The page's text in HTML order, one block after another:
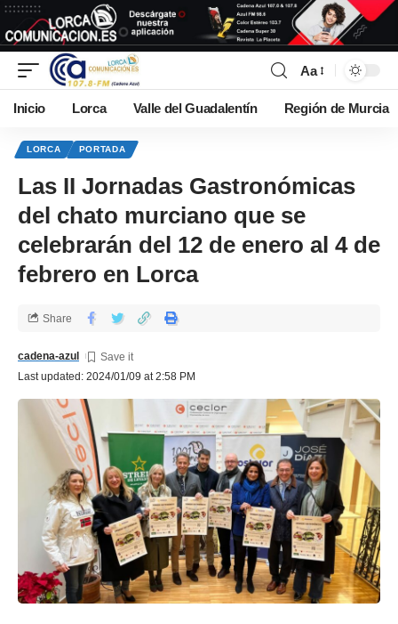
Aa
Inicio Lorca Valle del Guadalentín Región de Murcia
LORCA PORTADA
Las II Jornadas Gastronómicas
del chato murciano que se
celebrarán del 12 de enero al 4 de
febrero en Lorca
Last updated: 2024/01/09 at 2:58 PM
cadena-azul
Share